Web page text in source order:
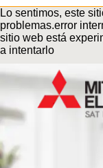
Lo sentimos, este
problemas.error
sitio web está
a intentarlo